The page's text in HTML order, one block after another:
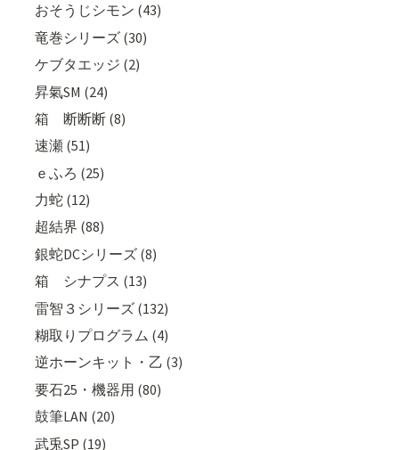
おそうじシモン (43)
竜巻シリーズ (30)
ケブタエッジ (2)
昇氣SM (24)
箱 断断断 (8)
速瀬 (51)
ｅふろ (25)
力蛇 (12)
超結界 (88)
銀蛇DCシリーズ (8)
箱 シナプス (13)
雷智３シリーズ (132)
糊取りプログラム (4)
逆ホーンキット・乙 (3)
要石25・機器用 (80)
鼓筆LAN (20)
武兎SP (19)